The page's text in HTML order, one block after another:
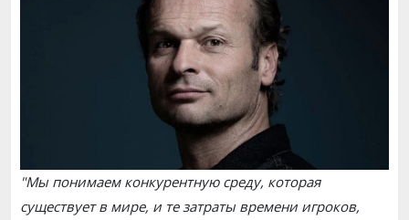
"Мы понимаем конкурентную среду, которая
существует в мире, и те затраты времени игроков,